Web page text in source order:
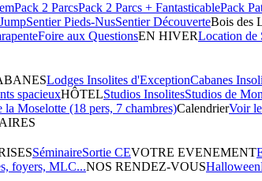
Pack 2 ParcsPack 2 Parcs + FantasticablePack
Sentier Pieds-NusSentier DécouverteBois des
Foire aux QuestionsEN HIVERLocation de
Lodges Insolites d'ExceptionCabanes
spacieuxHÔTELStudios InsolitesStudios de
la Moselotte (18 pers, 7 chambres)CalendrierVoir
SéminaireSortie CEVOTRE EVENEMENT
foyers, MLC...NOS RENDEZ-VOUSHalloween